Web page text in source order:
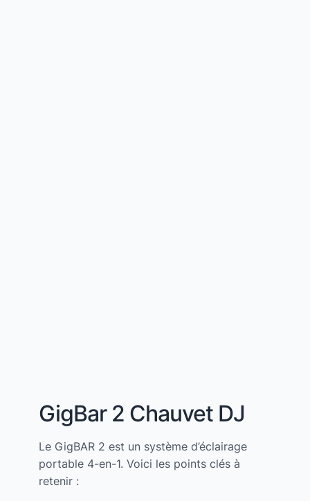
GigBar 2 Chauvet DJ
Le GigBAR 2 est un système d’éclairage
portable 4-en-1. Voici les points clés à
retenir :